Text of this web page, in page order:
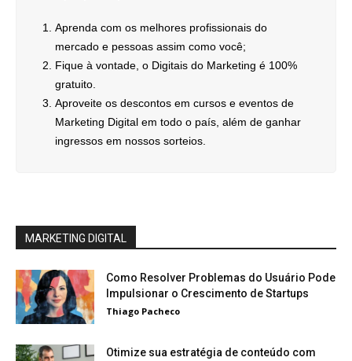
Aprenda com os melhores profissionais do
mercado e pessoas assim como você;
Fique à vontade, o Digitais do Marketing é 100%
gratuito.
Aproveite os descontos em cursos e eventos de
Marketing Digital em todo o país, além de ganhar
ingressos em nossos sorteios.
MARKETING DIGITAL
Como Resolver Problemas do Usuário Pode
Impulsionar o Crescimento de Startups
Thiago Pacheco
Otimize sua estratégia de conteúdo com